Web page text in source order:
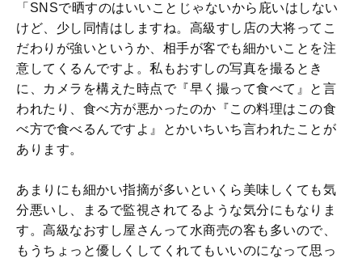
「SNSで晒すのはいいことじゃないから庇いはしない
けど、少し同情はしますね。高級すし店の大将ってこ
だわりが強いというか、相手が客でも細かいことを注
意してくるんですよ。私もおすしの写真を撮るとき
に、カメラを構えた時点で『早く撮って食べて』と言
われたり、食べ方が悪かったのか『この料理はこの食
べ方で食べるんですよ』とかいちいち言われたことが
あります。
あまりにも細かい指摘が多いといくら美味しくても気
分悪いし、まるで監視されてるような気分にもなりま
す。高級なおすし屋さんって水商売の客も多いので、
もうちょっと優しくしてくれてもいいのになって思っ